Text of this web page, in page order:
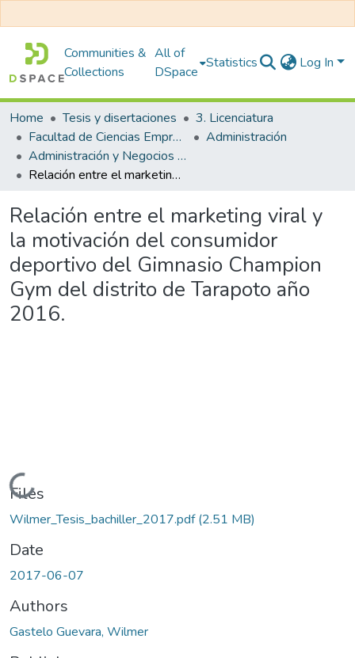
Communities &
Collections
All of
DSpace
Statistics Log In
Home Tesis y disertaciones
3. Licenciatura
Facultad de Ciencias Empresariales
Administración
Administración y Negocios Internacionales
Relación entre el marketing viral y la motivación del consumidor deportivo del Gimnasio Champion Gym del distrito de Tarapoto año 2016.
Relación entre el marketing viral y
la motivación del consumidor
deportivo del Gimnasio Champion
Gym del distrito de Tarapoto año
2016.
Loading...
Files
Wilmer_Tesis_bachiller_2017.pdf(2.51 MB)
Date
2017-06-07
Authors
Gastelo Guevara, Wilmer